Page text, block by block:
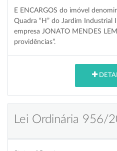
E ENCARGOS do imóvel
Quadra “H” do Jardim Industrial
empresa JONATO MENDES
providências”.
Lei Ordinária 956/